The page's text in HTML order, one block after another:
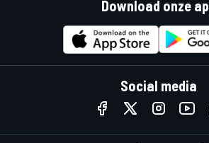
Download onze
Social media